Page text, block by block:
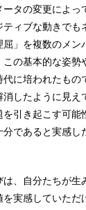
タの変更によっ
ィブな動きでも
」を複数のメン
の基本的な姿勢
に培われたもの
したように見え
引き起こす可能
であると実感し
、自分たちが生
実感していただ